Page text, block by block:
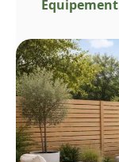
Equipement